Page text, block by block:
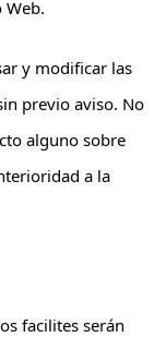
y modificar las
previo aviso. No
alguno sobre
a la
facilites serán